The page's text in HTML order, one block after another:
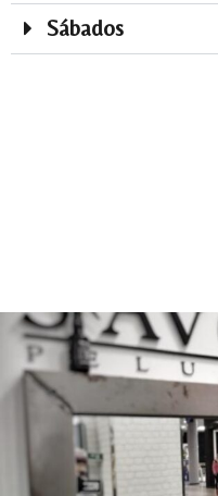
Sábados